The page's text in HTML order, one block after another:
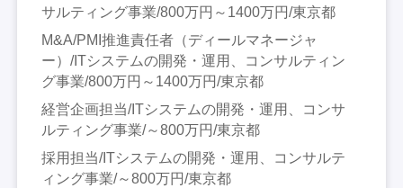
サルティング事業/800万円～1400万円/東京都
M&A/PMI推進責任者（ディールマネージャ
ー）/ITシステムの開発・運用、コンサルティン
グ事業/800万円～1400万円/東京都
経営企画担当/ITシステムの開発・運用、コンサ
ルティング事業/～800万円/東京都
採用担当/ITシステムの開発・運用、コンサルテ
ィング事業/～800万円/東京都